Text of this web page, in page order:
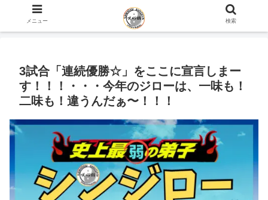
ホーム 史上最弱の弟子のブログ 咲心館について
3試合「連続優勝☆」をここに宣言しまー
す！！！・・・今年のジローは、一味も！
二味も！違うんだぁ〜！！！
メニュー 検索